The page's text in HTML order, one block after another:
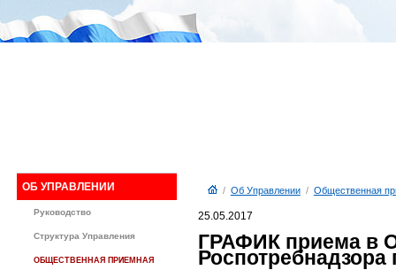
ОБ УПРАВЛЕНИИ
Руководство
Структура Управления
ОБЩЕСТВЕННАЯ ПРИЕМНАЯ
/ Об Управлении/ Общественная
25.05.2017
ГРАФИК приема в